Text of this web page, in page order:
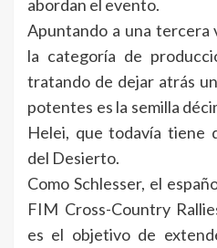
abordan el evento.
Apuntando a una tercera
la categoría de
tratando de dejar atrás
potentes es la semilla
Helei, que todavía tiene
del Desierto.
Como Schlesser, el
FIM Cross-Country
es el objetivo de